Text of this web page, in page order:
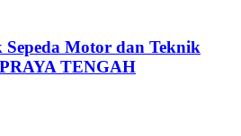
Motor dan Teknik
TENGAH